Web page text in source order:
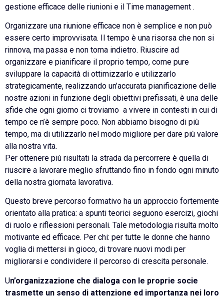
gestione efficace delle riunioni e il Time management .
Organizzare una riunione efficace non è semplice e non può
essere certo improvvisata. Il tempo è una risorsa che non si
rinnova, ma passa e non torna indietro. Riuscire ad
organizzare e pianificare il proprio tempo, come pure
sviluppare la capacità di ottimizzarlo e utilizzarlo
strategicamente, realizzando un’accurata pianificazione delle
nostre azioni in funzione degli obiettivi prefissati, è una delle
sfide che ogni giorno ci troviamo a vivere in contesti in cui di
tempo ce n’è sempre poco. Non abbiamo bisogno di più
tempo, ma di utilizzarlo nel modo migliore per dare più valore
alla nostra vita.
Per ottenere più risultati la strada da percorrere è quella di
riuscire a lavorare meglio sfruttando fino in fondo ogni minuto
della nostra giornata lavorativa.
Questo breve percorso formativo ha un approccio fortemente
orientato alla pratica: a spunti teorici seguono esercizi, giochi
di ruolo e riflessioni personali. Tale metodologia risulta molto
motivante ed efficace. Per chi: per tutte le donne che hanno
voglia di mettersi in gioco, di trovare nuovi modi per
migliorarsi e condividere il percorso di crescita personale.
Un’organizzazione che dialoga con le proprie socie
trasmette un senso di attenzione ed importanza nei loro